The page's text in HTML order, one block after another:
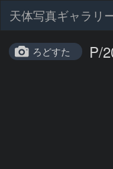
天体写真ギャラリ
ろどすた P/